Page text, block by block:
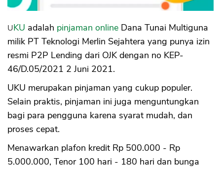
UKU adalah pinjaman online Dana Tunai Multiguna
milik PT Teknologi Merlin Sejahtera yang punya izin
resmi P2P Lending dari OJK dengan no KEP-
46/D.05/2021 2 Juni 2021.
UKU merupakan pinjaman yang cukup populer.
Selain praktis, pinjaman ini juga menguntungkan
bagi para pengguna karena syarat mudah, dan
proses cepat.
Menawarkan plafon kredit Rp 500.000 - Rp
5.000.000, Tenor 100 hari - 180 hari dan bunga